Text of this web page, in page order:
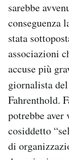
sarebbe
conseguenza
stata
associazioni
accuse più
giornalista del
Fahrenthold.
potrebbe
cosiddetto
di